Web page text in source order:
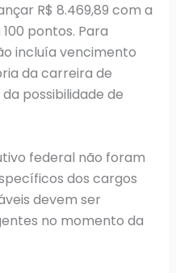
R$ 8.469,89 com a
pontos. Para
incluía vencimento
da carreira de
possibilidade de
federal não foram
dos cargos
devem ser
no momento da